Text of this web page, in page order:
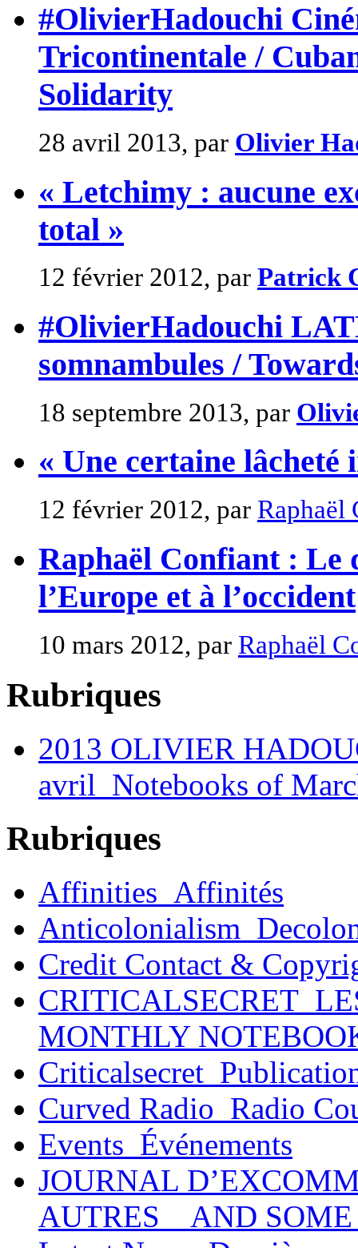
#OlivierHadouchi
Tricontinentale /
Solidarity
28 avril 2013, par Olivier
« Letchimy : aucune
total »
12 février 2012, par Patrick
#OlivierHadouchi
somnambules /
18 septembre 2013, par
« Une certaine
12 février 2012, par Raphaël
Raphaël Confiant : Le
l’Europe et à l’occident
10 mars 2012, par Raphaël
Rubriques
2013 OLIVIER
avril_Notebooks of
Rubriques
Affinities_Affinités
Credit Contact &
MONTHLY
Curved Radio_Radio
Events_Événements
JOURNAL
AUTRES _ AND